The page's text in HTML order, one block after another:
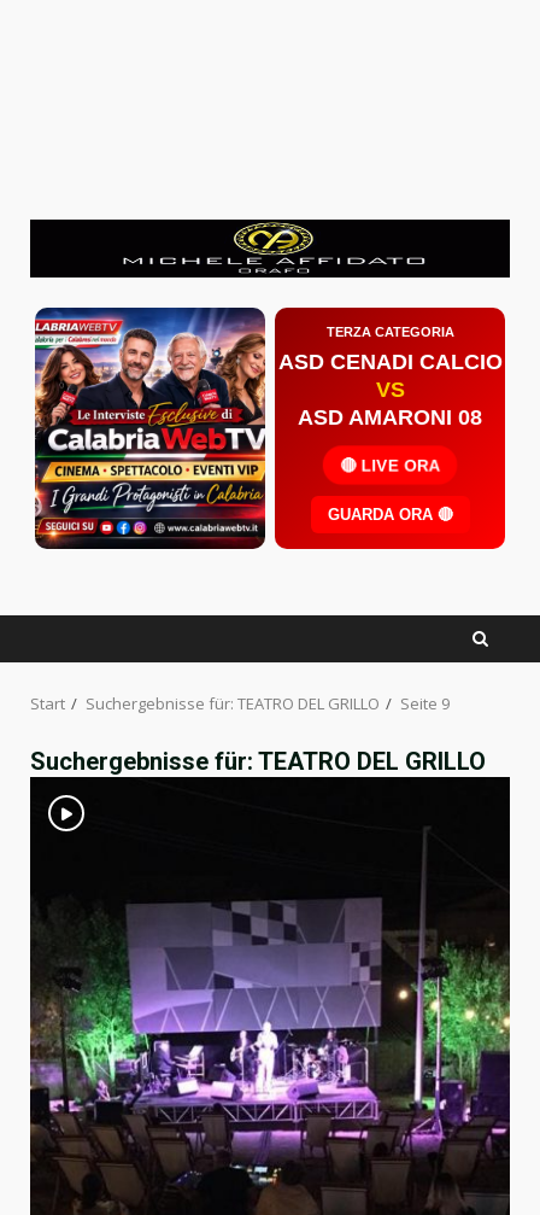
TERZA CATEGORIA
ASD CENADI CALCIO
VS
ASD AMARONI 08
🔴 LIVE ORA
GUARDA ORA 🔴
Start Suchergebnisse für: TEATRO DEL GRILLO Seite 9
Suchergebnisse für: TEATRO DEL GRILLO